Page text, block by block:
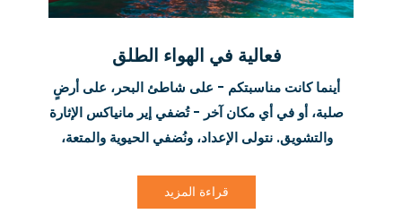
فعالية في الهواء الطلق
أينما كانت مناسبتكم - على شاطئ البحر، على أرضٍ
صلبة، أو في أي مكان آخر - تُضفي إير مانياكس الإثارة
والتشويق. نتولى الإعداد، ونُضفي الحيوية والمتعة،
قراءة المزيد